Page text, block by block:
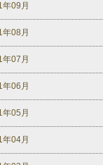
09月
08月
07月
06月
05月
04月